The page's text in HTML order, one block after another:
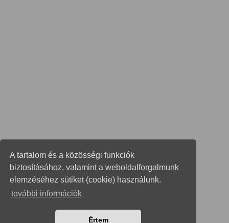
A tartalom és a közösségi funkciók
biztosításához, valamint a weboldalforgalmunk
elemzéséhez sütiket (cookie) használunk.
további információk
Értem